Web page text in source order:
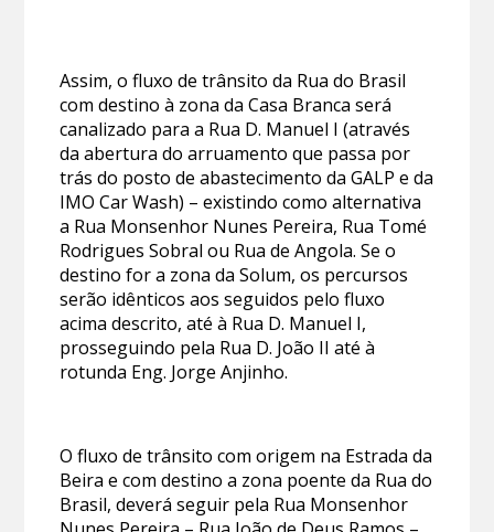
Assim, o fluxo de trânsito da Rua do Brasil
com destino à zona da Casa Branca será
canalizado para a Rua D. Manuel I (através
da abertura do arruamento que passa por
trás do posto de abastecimento da GALP e da
IMO Car Wash) – existindo como alternativa
a Rua Monsenhor Nunes Pereira, Rua Tomé
Rodrigues Sobral ou Rua de Angola. Se o
destino for a zona da Solum, os percursos
serão idênticos aos seguidos pelo fluxo
acima descrito, até à Rua D. Manuel I,
prosseguindo pela Rua D. João II até à
rotunda Eng. Jorge Anjinho.
O fluxo de trânsito com origem na Estrada da
Beira e com destino a zona poente da Rua do
Brasil, deverá seguir pela Rua Monsenhor